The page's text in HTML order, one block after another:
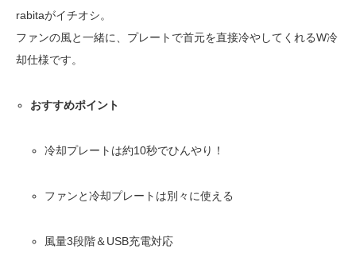
rabitaがイチオシ。
ファンの風と一緒に、プレートで首元を直接冷やしてくれるW冷
却仕様です。
おすすめポイント
冷却プレートは約10秒でひんやり！
ファンと冷却プレートは別々に使える
風量3段階＆USB充電対応